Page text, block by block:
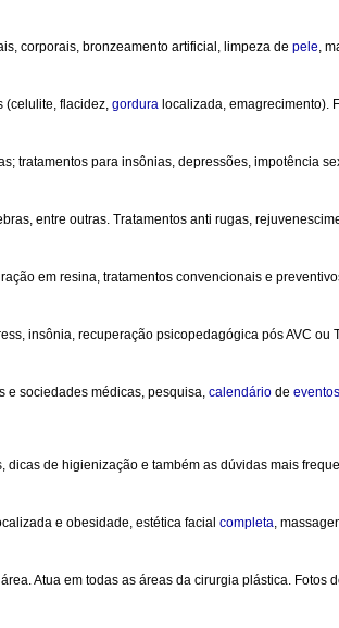
corporais, bronzeamento artificial, limpeza de pele,
(celulite, flacidez, gordura localizada, emagrecimento).
tratamentos para insônias, depressões, impotência
entre outras. Tratamentos anti rugas,
em resina, tratamentos convencionais e
insônia, recuperação psicopedagógica pós AVC ou
e sociedades médicas, pesquisa, calendário de eventos
de higienização e também as dúvidas mais
e obesidade, estética facial completa,
Atua em todas as áreas da cirurgia plástica. Fotos